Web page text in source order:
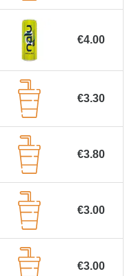
€4.00
€3.30
€3.80
€3.00
€3.00